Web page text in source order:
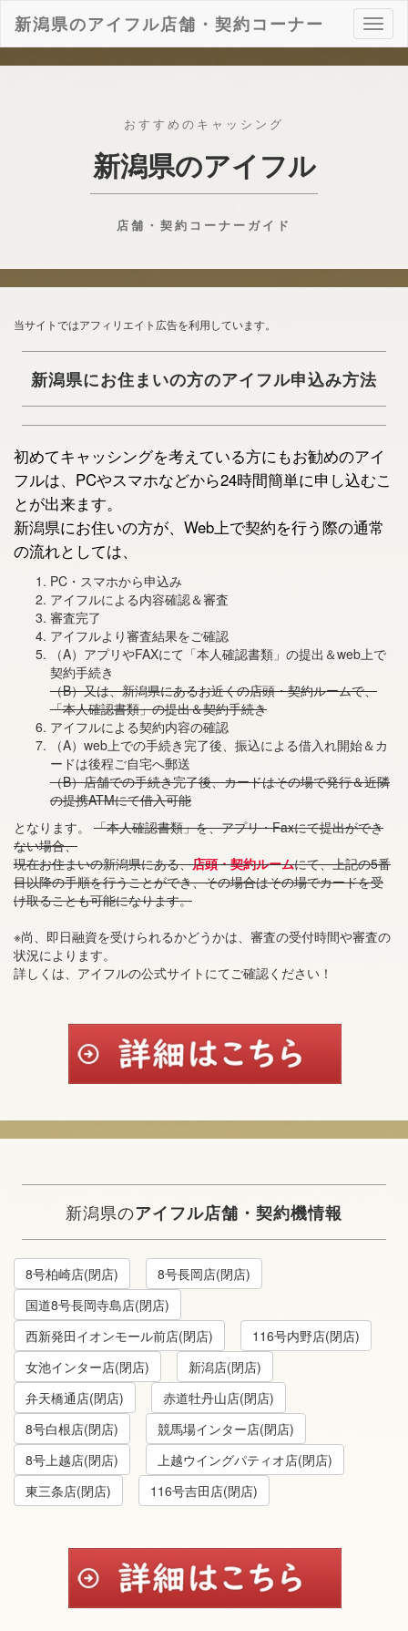
ナ
ビ
ゲ
新潟県のアイフル店舗・契約コーナー
おすすめのキャッシング
新潟県のアイフル
店舗・契約コーナーガイド
当サイトではアフィリエイト広告を利用しています。
新潟県にお住まいの方のアイフル申込み方法
初めてキャッシングを考えている方にもお勧めのアイ
フルは、PCやスマホなどから24時間簡単に申し込むこ
とが出来ます。
新潟県にお住いの方が、Web上で契約を行う際の通常
の流れとしては、
PC・スマホから申込み
アイフルによる内容確認＆審査
審査完了
アイフルより審査結果をご確認
（A）アプリやFAXにて「本人確認書類」の提出＆web上で
契約手続き
（B）又は、新潟県にあるお近くの店頭・契約ルームで、
「本人確認書類」の提出＆契約手続き
アイフルによる契約内容の確認
（A）web上での手続き完了後、振込による借入れ開始＆カ
ードは後程ご自宅へ郵送
（B）店舗での手続き完了後、カードはその場で発行＆近隣
の提携ATMにて借入可能
となります。 「本人確認書類」を、アプリ・Faxにて提出ができ
ない場合、
現在お住まいの新潟県にある、店頭・契約ルームにて、上記の5番
目以降の手順を行うことができ、その場合はその場でカードを受
け取ることも可能になります。
※尚、即日融資を受けられるかどうかは、審査の受付時間や審査の
状況によります。
詳しくは、アイフルの公式サイトにてご確認ください！
新潟県のアイフル店舗・契約機情報
8号柏崎店(閉店)
8号長岡店(閉店)
国道8号長岡寺島店(閉店)
西新発田イオンモール前店(閉店)
116号内野店(閉店)
女池インター店(閉店)
新潟店(閉店)
弁天橋通店(閉店)
赤道牡丹山店(閉店)
8号白根店(閉店)
競馬場インター店(閉店)
8号上越店(閉店)
上越ウイングパティオ店(閉店)
東三条店(閉店)
116号吉田店(閉店)